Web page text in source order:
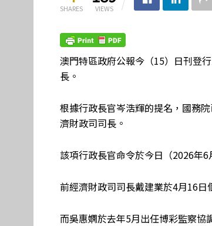
SHARES VIEWS
澳門特區政府公報今（15）日刊登
長。
根據行政長官岑浩輝的提名，國務
濟財政司司長。
該項行政長官命令於今日（2026年
前經濟財政司司長戴建業於4月16日
而吳惠嫻於去年5月出任博彩監察協